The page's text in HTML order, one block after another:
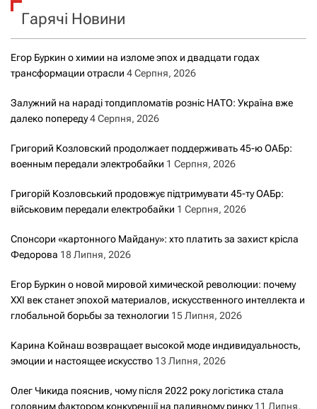
Гарячі Новини
Егор Буркин о химии на изломе эпох и двадцати годах
трансформации отрасли 4 Серпня, 2026
Залужний на нараді топдипломатів розніс НАТО: Україна вже
далеко попереду4 Серпня, 2026
Григорий Козловский продолжает поддерживать 45-ю ОАБр:
военным передали электробайки 1 Серпня, 2026
Григорій Козловський продовжує підтримувати 45-ту ОАБр:
військовим передали електробайки 1 Серпня, 2026
Спонсори «картонного Майдану»: хто платить за захист крісла
Федорова 18 Липня, 2026
Егор Буркин о новой мировой химической революции: почему
XXI век станет эпохой материалов, искусственного интеллекта и
глобальной борьбы за технологии 15 Липня, 2026
Карина Койнаш возвращает высокой моде индивидуальность,
эмоции и настоящее искусство 13 Липня, 2026
Олег Чикида пояснив, чому після 2022 року логістика стала
головним фактором конкуренції на паливному ринку 11 Липня,